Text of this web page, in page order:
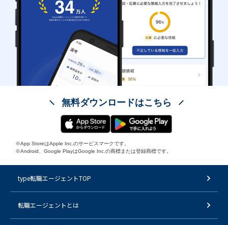
無料ダウンロードはこちら
※App StoreはApple Inc.のサービスマークです。
※Android、Google PlayはGoogle Inc.の商標または登録商標です。
type転職エージェントTOP
転職エージェントとは